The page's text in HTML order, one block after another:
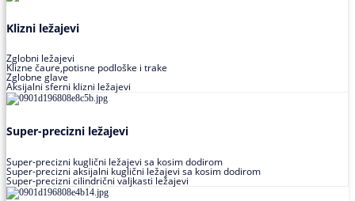
Klizni ležajevi
Zglobni ležajevi
Klizne čaure,potisne podloške i trake
Zglobne glave
Aksijalni sferni klizni ležajevi
Super-precizni ležajevi
Super-precizni kuglični ležajevi sa kosim dodirom
Super-precizni aksijalni kuglični ležajevi sa kosim dodirom
Super-precizni cilindrični valjkasti ležajevi